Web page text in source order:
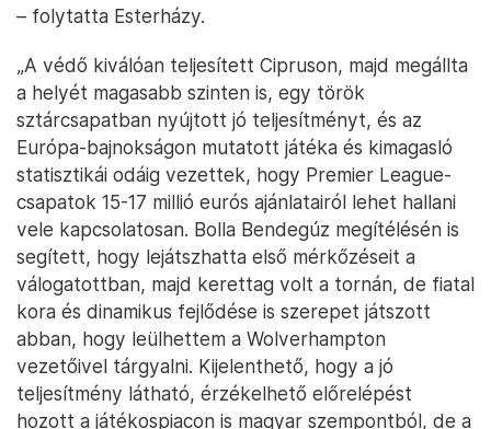
– folytatta Esterházy.
„A védő kiválóan teljesített Cipruson, majd megállta
a helyét magasabb szinten is, egy török
sztárcsapatban nyújtott jó teljesítményt, és az
Európa-bajnokságon mutatott játéka és kimagasló
statisztikái odáig vezettek, hogy Premier League-
csapatok 15-17 millió eurós ajánlatairól lehet hallani
vele kapcsolatosan. Bolla Bendegúz megítélésén is
segített, hogy lejátszhatta első mérkőzéseit a
válogatottban, majd kerettag volt a tornán, de fiatal
kora és dinamikus fejlődése is szerepet játszott
abban, hogy leülhettem a Wolverhampton
vezetőivel tárgyalni. Kijelenthető, hogy a jó
teljesítmény látható, érzékelhető előrelépést
hozott a játékospiacon is magyar szempontból, de a